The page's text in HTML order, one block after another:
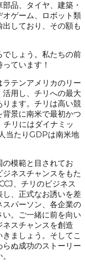
品、タイヤ、建築・
ゲーム、ロボット類
しており、その額も
しょう。私たちの前
ています！
テンアメリカのリー
用し、チリへの最大
ます。チリは高い競
景に南米で最初かつ
リにはダイナミッ
当たりGDPは南米地
模範と目されてお
ネスチャンスをもた
、チリのビジネス
、正式なお誘いを差
スパーソン、各企業の
。ご一緒に前を向い
スチャンスを創造
ましょう。そしてこ
ぬ成功のストーリー